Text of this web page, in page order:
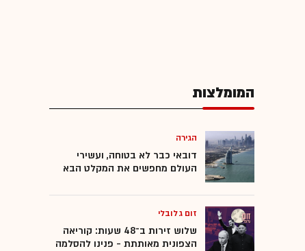
המומלצות
הגירה
דובאי כבר לא בטוחה, ועשירי
העולם מחפשים את המקלט הבא
זום גלובלי
שלוש זירות ב־48 שעות: קוריאה
הצפונית מאותתת - פנינו להסלמה